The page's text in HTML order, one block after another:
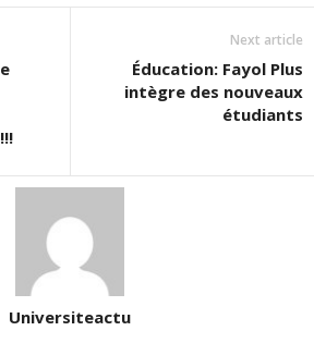
Next article
Éducation: Fayol Plus
intègre des nouveaux
étudiants
Universiteactu